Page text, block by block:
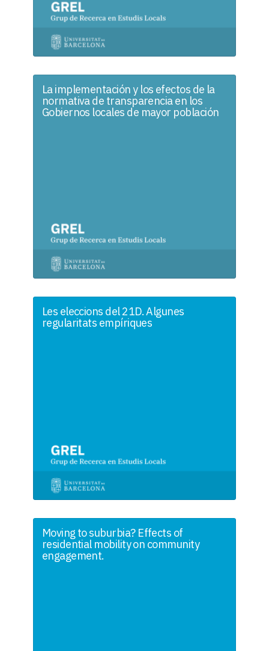
La implementación y los efectos de la
normativa de transparencia en los
Gobiernos locales de mayor población
Les eleccions del 21D. Algunes
regularitats empíriques
Moving to suburbia? Effects of
residential mobility on community
engagement.